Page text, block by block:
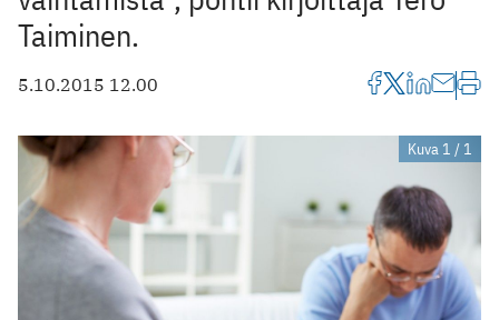
Taiminen.
5.10.2015 12.00
Kuva 1 / 1